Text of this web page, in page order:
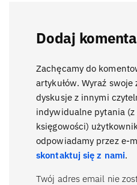
Dodaj
Zachęcamy do
artykułów. Wyraź swoje
dyskusje z innymi
indywidualne pytania
księgowości)
odpowiadamy przez e-
skontaktuj się z nami.
Twój adres email nie